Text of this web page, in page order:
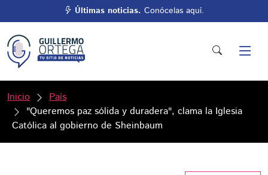
Últimas noticias. Conócelas aquí.
Inicio
País
"Queremos paz sólida y duradera", clama la Iglesia
Católica al gobierno de Sheinbaum